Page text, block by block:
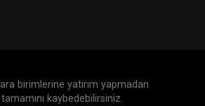
birimlerine yatırım yapmadan
kaybedebilirsiniz.